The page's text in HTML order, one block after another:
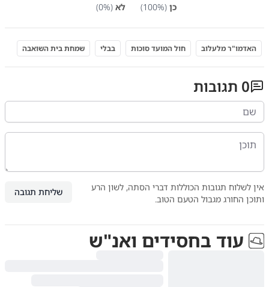
כן (
100%) לא (
0%)
האדמו"ר מלעלוב חול המועד סוכות בבלי שמחת בית השואבה
0 תגובות
אין לשלוח תגובות הכוללות דברי הסתה, לשון הרע
ותוכן החורג מגבול הטעם הטוב.
שליחת תגובה
עוד בחסידים ואנ"ש